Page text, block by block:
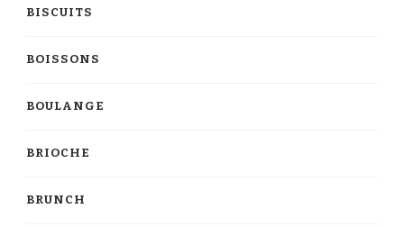
BISCUITS
BOISSONS
BOULANGE
BRIOCHE
BRUNCH